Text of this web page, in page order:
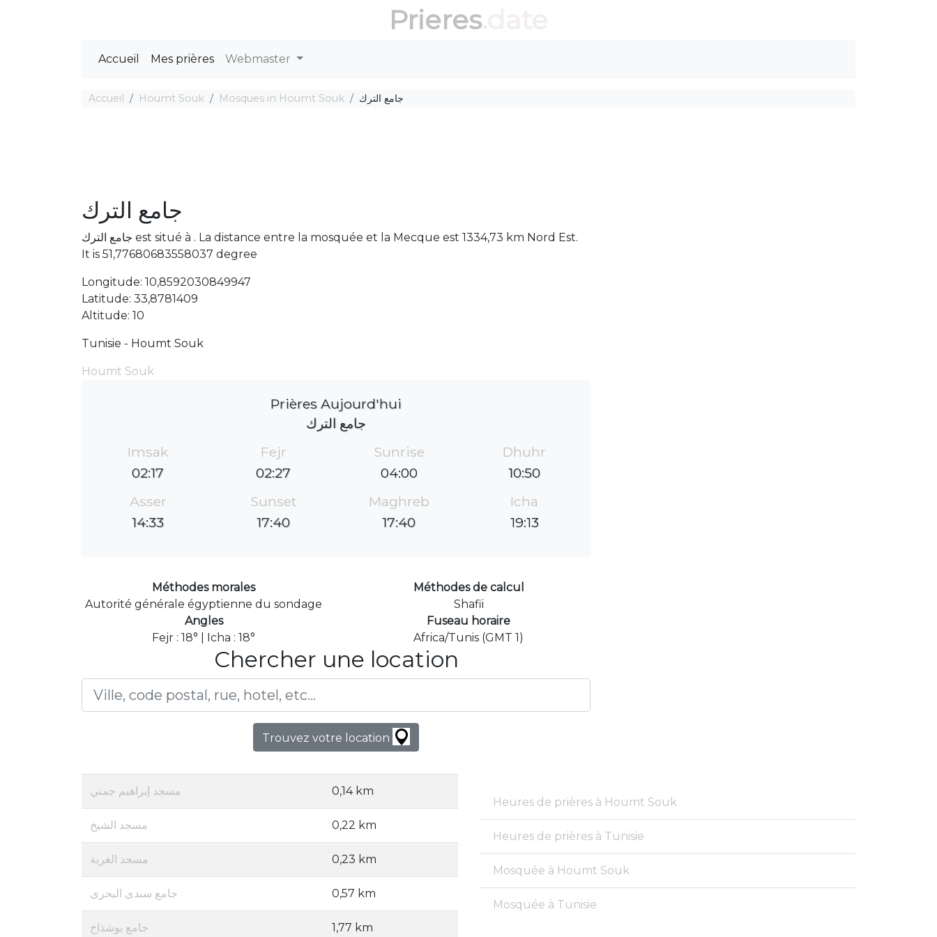
Prieres
Accueil Mes prières Webmaster
Accueil Houmt Souk Mosques in Houmt Souk جامع الترك
جامع الترك
جامع الترك est situé à . La distance entre la mosquée et la Mecque est 1334,73 km Nord Est.
It is 51,77680683558037 degree
Longitude: 10,8592030849947
Latitude: 33,8781409
Altitude: 10
Tunisie - Houmt Souk
Houmt Souk
Prières Aujourd'hui
جامع الترك
Imsak
02:17
Fejr
02:27
Sunrise
04:00
Dhuhr
10:50
Asser
14:33
Sunset
17:40
Maghreb
17:40
Icha
19:13
Méthodes morales
Autorité générale égyptienne du sondage
Méthodes de calcul
Shafii
Angles
Fejr : 18° | Icha : 18°
Fuseau horaire
Africa/Tunis (GMT 1)
Chercher une location
Trouvez votre location
مسجد إبراهيم جمني 0,14 km
مسجد الشيخ 0,22 km
مسجد الغربة 0,23 km
جامع سىدى البحرى 0,57 km
جامع بوشذاخ 1,77 km
Heures de prières à Houmt Souk
Heures de prières à Tunisie
Mosquée à Houmt Souk
Mosquée à Tunisie